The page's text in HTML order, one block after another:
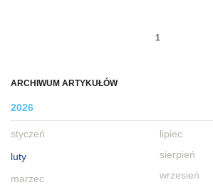
ARCHIWUM ARTYKUŁÓW
2026
styczeń
luty
marzec
lipiec
sierpień
wrzesień
1